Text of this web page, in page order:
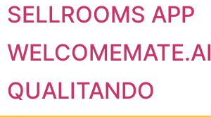
SELLROOMS APP
WELCOMEMATE.AI
QUALITANDO